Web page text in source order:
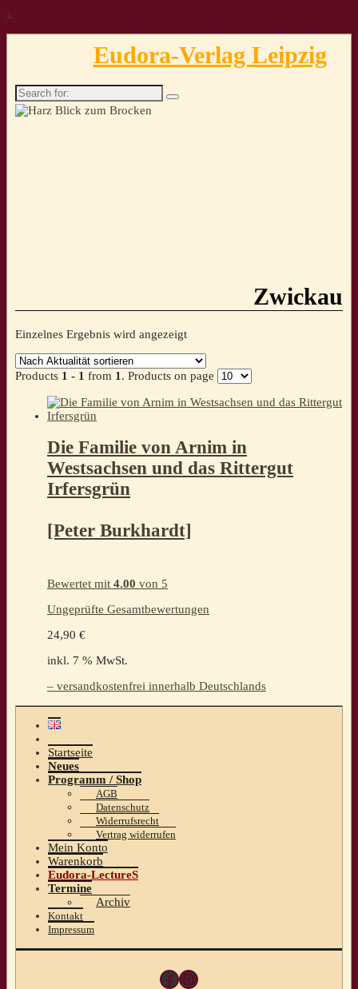
↓
Eudora-Verlag Leipzig
Search
for:
Zwickau
Einzelnes Ergebnis wird angezeigt
Products 1 - 1 from 1 . Products on page
Die Familie von Arnim in
Westsachsen und das Rittergut
Irfersgrün
[Peter Burkhardt]
Bewertet mit 4.00 von 5
Ungeprüfte Gesamtbewertungen
24,90 €
inkl. 7 % MwSt.
– versandkostenfrei innerhalb Deutschlands
Startseite
Neues
Programm / Shop
AGB
Datenschutz
Widerrufsrecht
Vertrag widerrufen
Mein Konto
Warenkorb
Eudora-LectureS
Termine
Archiv
Kontakt
Impressum
Facebook
Instagram